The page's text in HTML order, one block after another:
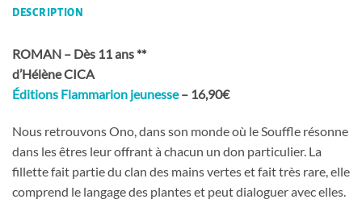
DESCRIPTION
ROMAN – Dès 11 ans **
d’Hélène CICA
Éditions Flammarion jeunesse– 16,90€
Nous retrouvons Ono, dans son monde où le Souffle résonne
dans les êtres leur offrant à chacun un don particulier. La
fillette fait partie du clan des mains vertes et fait très rare, elle
comprend le langage des plantes et peut dialoguer avec elles.